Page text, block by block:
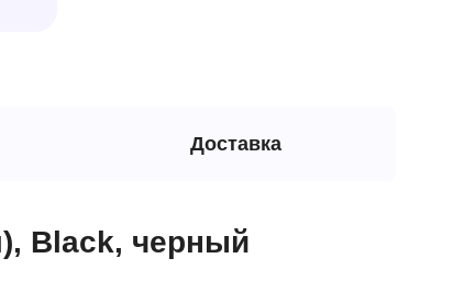
Доставка
Black, черный